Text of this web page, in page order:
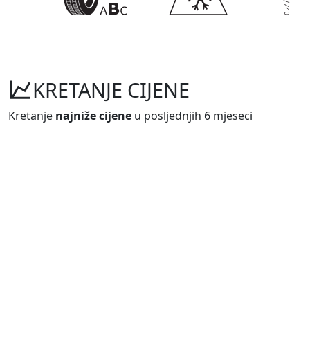
KRETANJE CIJENE
Kretanje najniže cijene u posljednjih 6 mjeseci